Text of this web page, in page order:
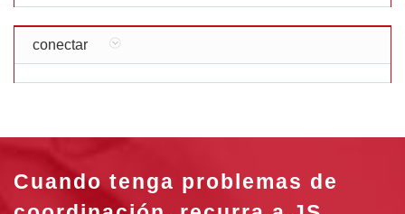
conectar
Cuando tenga problemas de